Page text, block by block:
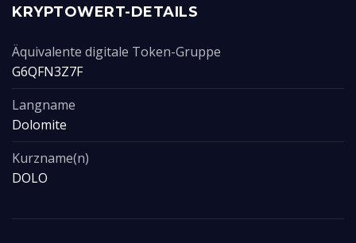
KRYPTOWERT-DETAILS
Äquivalente digitale Token-Gruppe
G6QFN3Z7F
Langname
Dolomite
Kurzname(n)
DOLO